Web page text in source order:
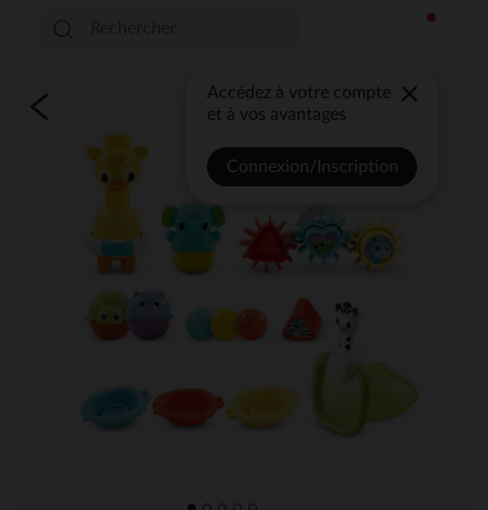
Accédez à votre compte
et à vos avantages
Connexion/Inscription